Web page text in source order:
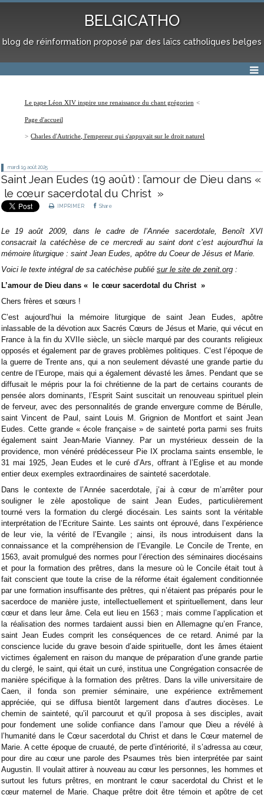
BELGICATHO
blog de réinformation proposé par des laïcs catholiques belges
Le pape Léon XIV inspire une renaissance du chant grégorien
Page d'accueil
Charles d'Autriche, l'empereur qui s'appuyait sur le droit naturel
mardi 19 août 2025
Saint Jean Eudes (19 août) : l’amour de Dieu dans «
le cœur sacerdotal du Christ »
IMPRIMER Share
Le 19 août 2009, dans le cadre de l’Année sacerdotale, Benoît XVI
consacrait la catéchèse de ce mercredi au saint dont c’est aujourd'hui la
mémoire liturgique : saint Jean Eudes, apôtre du Coeur de Jésus et Marie.
Voici le texte intégral de sa catéchèse publié sur le site de zenit.org :
L’amour de Dieu dans « le cœur sacerdotal du Christ »
Chers frères et sœurs !
C’est aujourd’hui la mémoire liturgique de saint Jean Eudes, apôtre
inlassable de la dévotion aux Sacrés Cœurs de Jésus et Marie, qui vécut en
France à la fin du XVIIe siècle, un siècle marqué par des courants religieux
opposés et également par de graves problèmes politiques. C’est l’époque de
la guerre de Trente ans, qui a non seulement dévasté une grande partie du
centre de l’Europe, mais qui a également dévasté les âmes. Pendant que se
diffusait le mépris pour la foi chrétienne de la part de certains courants de
pensée alors dominants, l’Esprit Saint suscitait un renouveau spirituel plein
de ferveur, avec des personnalités de grande envergure comme de Bérulle,
saint Vincent de Paul, saint Louis M. Grignion de Montfort et saint Jean
Eudes. Cette grande « école française » de sainteté porta parmi ses fruits
également saint Jean-Marie Vianney. Par un mystérieux dessein de la
providence, mon vénéré prédécesseur Pie IX proclama saints ensemble, le
31 mai 1925, Jean Eudes et le curé d’Ars, offrant à l’Eglise et au monde
entier deux exemples extraordinaires de sainteté sacerdotale.
Dans le contexte de l’Année sacerdotale, j’ai à cœur de m’arrêter pour
souligner le zèle apostolique de saint Jean Eudes, particulièrement
tourné vers la formation du clergé diocésain. Les saints sont la véritable
interprétation de l’Ecriture Sainte. Les saints ont éprouvé, dans l’expérience
de leur vie, la vérité de l’Evangile ; ainsi, ils nous introduisent dans la
connaissance et la compréhension de l’Evangile. Le Concile de Trente, en
1563, avait promulgué des normes pour l’érection des séminaires diocésains
et pour la formation des prêtres, dans la mesure où le Concile était tout à
fait conscient que toute la crise de la réforme était également conditionnée
par une formation insuffisante des prêtres, qui n’étaient pas préparés pour le
sacerdoce de manière juste, intellectuellement et spirituellement, dans leur
cœur et dans leur âme. Cela eut lieu en 1563 ; mais comme l’application et
la réalisation des normes tardaient aussi bien en Allemagne qu’en France,
saint Jean Eudes comprit les conséquences de ce retard. Animé par la
conscience lucide du grave besoin d’aide spirituelle, dont les âmes étaient
victimes également en raison du manque de préparation d’une grande partie
du clergé, le saint, qui était un curé, institua une Congrégation consacrée de
manière spécifique à la formation des prêtres. Dans la ville universitaire de
Caen, il fonda son premier séminaire, une expérience extrêmement
appréciée, qui se diffusa bientôt largement dans d’autres diocèses. Le
chemin de sainteté, qu’il parcourut et qu’il proposa à ses disciples, avait
pour fondement une solide confiance dans l’amour que Dieu a révélé à
l’humanité dans le Cœur sacerdotal du Christ et dans le Cœur maternel de
Marie. A cette époque de cruauté, de perte d’intériorité, il s’adressa au cœur,
pour dire au cœur une parole des Psaumes très bien interprétée par saint
Augustin. Il voulait attirer à nouveau au cœur les personnes, les hommes et
surtout les futurs prêtres, en montrant le cœur sacerdotal du Christ et le
cœur maternel de Marie. Chaque prêtre doit être témoin et apôtre de cet